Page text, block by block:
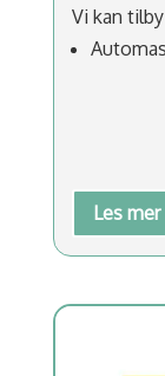
Vi kan
Les mer